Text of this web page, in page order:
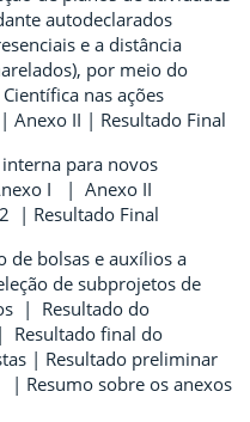
autodeclarados
e a distância
por meio do
nas ações
Anexo II | Resultado Final
para novos
I | Anexo II
Resultado Final
de bolsas e auxílios a
de subprojetos de
| Resultado do
Resultado final do
| Resultado preliminar
Resumo sobre os anexos